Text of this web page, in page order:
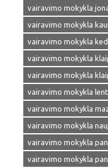
vairavimo mokykla
vairavimo mokykla
vairavimo mokykla
vairavimo mokykla
vairavimo mokykla
vairavimo mokykla
vairavimo mokykla
vairavimo mokykla
vairavimo mokykla
vairavimo mokykla